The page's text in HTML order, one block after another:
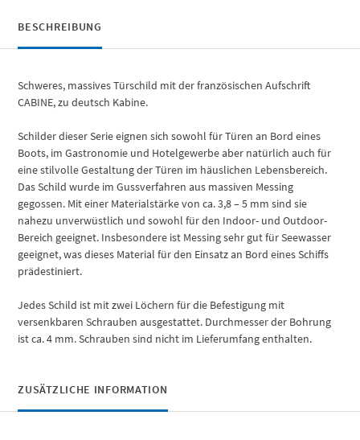
BESCHREIBUNG
Schweres, massives Türschild mit der französischen Aufschrift
CABINE, zu deutsch Kabine.
Schilder dieser Serie eignen sich sowohl für Türen an Bord eines
Boots, im Gastronomie und Hotelgewerbe aber natürlich auch für
eine stilvolle Gestaltung der Türen im häuslichen Lebensbereich.
Das Schild wurde im Gussverfahren aus massiven Messing
gegossen. Mit einer Materialstärke von ca. 3,8 – 5 mm sind sie
nahezu unverwüstlich und sowohl für den Indoor- und Outdoor-
Bereich geeignet. Insbesondere ist Messing sehr gut für Seewasser
geeignet, was dieses Material für den Einsatz an Bord eines Schiffs
prädestiniert.
Jedes Schild ist mit zwei Löchern für die Befestigung mit
versenkbaren Schrauben ausgestattet. Durchmesser der Bohrung
ist ca. 4 mm. Schrauben sind nicht im Lieferumfang enthalten.
ZUSÄTZLICHE INFORMATION